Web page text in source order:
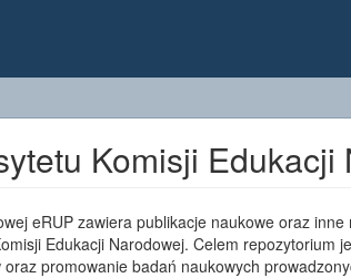
Komisji Edukacji
eRUP zawiera publikacje naukowe oraz inne
Edukacji Narodowej. Celem repozytorium
promowanie badań naukowych